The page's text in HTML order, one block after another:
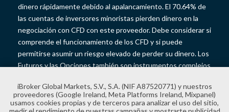
iBroker Global Markets, S.V., S.A. (NIF A87520771) y nuestros
proveedores (Google Ireland, Meta Platforms Ireland, Mixpanel)
usamos cookies propias y de terceros para analizar el uso del sitio,
dinero rápidamente debido al apalancamiento. El 70.64% de
las cuentas de inversores minoristas pierden dinero en la
negociación con CFD con este proveedor. Debe considerar si
comprende el funcionamiento de los CFD y si puede
permitirse asumir un riesgo elevado de perder su dinero. Los
Futuros y las Opciones también son instrumentos complejos
debido al apalancamiento. Los Futuros y las Opciones no
cuentan con la protección de saldo negativo y las pérdidas